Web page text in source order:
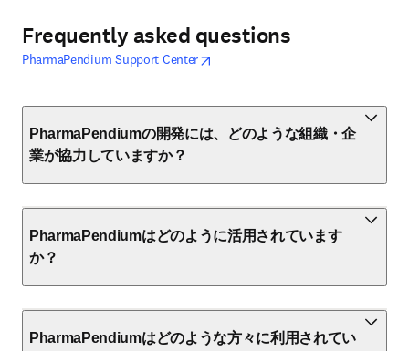
Frequently asked questions
PharmaPendium Support Center新しいタブ／ウィンドウで開く
opens in new tab/window
PharmaPendiumの開発には、どのような組織・企
業が協力していますか？
PharmaPendiumはどのように活用されています
か？
PharmaPendiumはどのような方々に利用されてい